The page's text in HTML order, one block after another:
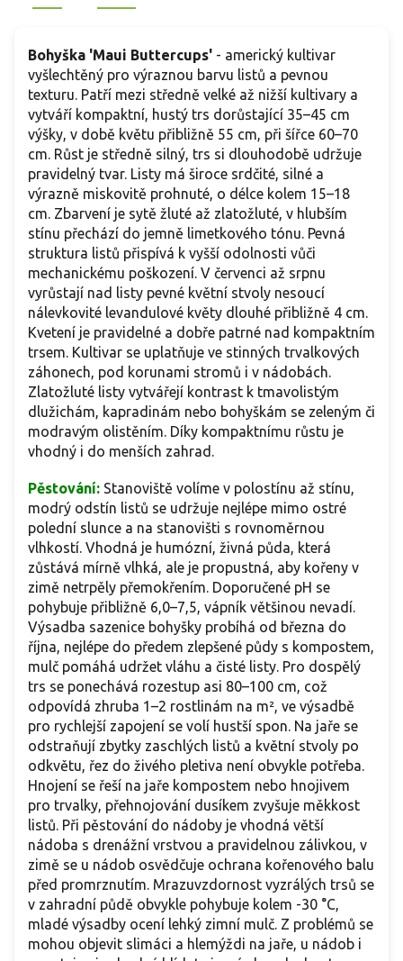
Bohyška 'Maui Buttercups' - americký kultivar
vyšlechtěný pro výraznou barvu listů a pevnou
texturu. Patří mezi středně velké až nižší kultivary a
vytváří kompaktní, hustý trs dorůstající 35–45 cm
výšky, v době květu přibližně 55 cm, při šířce 60–70
cm. Růst je středně silný, trs si dlouhodobě udržuje
pravidelný tvar. Listy má široce srdčité, silné a
výrazně miskovitě prohnuté, o délce kolem 15–18
cm. Zbarvení je sytě žluté až zlatožluté, v hlubším
stínu přechází do jemně limetkového tónu. Pevná
struktura listů přispívá k vyšší odolnosti vůči
mechanickému poškození. V červenci až srpnu
vyrůstají nad listy pevné květní stvoly nesoucí
nálevkovité levandulové květy dlouhé přibližně 4 cm.
Kvetení je pravidelné a dobře patrné nad kompaktním
trsem. Kultivar se uplatňuje ve stinných trvalkových
záhonech, pod korunami stromů i v nádobách.
Zlatožluté listy vytvářejí kontrast k tmavolistým
dlužichám, kapradinám nebo bohyškám se zeleným či
modravým olistěním. Díky kompaktnímu růstu je
vhodný i do menších zahrad.
Pěstování: Stanoviště volíme v polostínu až stínu,
modrý odstín listů se udržuje nejlépe mimo ostré
polední slunce a na stanovišti s rovnoměrnou
vlhkostí. Vhodná je humózní, živná půda, která
zůstává mírně vlhká, ale je propustná, aby kořeny v
zimě netrpěly přemokřením. Doporučené pH se
pohybuje přibližně 6,0–7,5, vápník většinou nevadí.
Výsadba sazenice bohyšky probíhá od března do
října, nejlépe do předem zlepšené půdy s kompostem,
mulč pomáhá udržet vláhu a čisté listy. Pro dospělý
trs se ponechává rozestup asi 80–100 cm, což
odpovídá zhruba 1–2 rostlinám na m², ve výsadbě
pro rychlejší zapojení se volí hustší spon. Na jaře se
odstraňují zbytky zaschlých listů a květní stvoly po
odkvětu, řez do živého pletiva není obvykle potřeba.
Hnojení se řeší na jaře kompostem nebo hnojivem
pro trvalky, přehnojování dusíkem zvyšuje měkkost
listů. Při pěstování do nádoby je vhodná větší
nádoba s drenážní vrstvou a pravidelnou zálivkou, v
zimě se u nádob osvědčuje ochrana kořenového balu
před promrznutím. Mrazuvzdornost vyzrálých trsů se
v zahradní půdě obvykle pohybuje kolem -30 °C,
mladé výsadby ocení lehký zimní mulč. Z problémů se
mohou objevit slimáci a hlemýždi na jaře, u nádob i